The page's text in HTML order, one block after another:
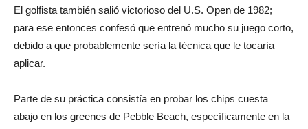
El golfista también salió victorioso del U.S. Open de 1982;
para ese entonces confesó que entrenó mucho su juego corto,
debido a que probablemente sería la técnica que le tocaría
aplicar.
Parte de su práctica consistía en probar los chips cuesta
abajo en los greenes de Pebble Beach, específicamente en la